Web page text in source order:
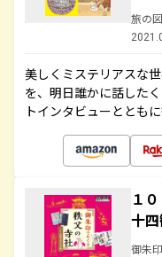
旅の
美しくミステリアスな
を、明日誰かに話した
トインタビューとともに
１
十
御朱印